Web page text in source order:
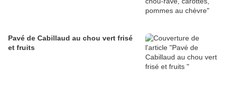
Pavé de Cabillaud au chou vert frisé
et fruits